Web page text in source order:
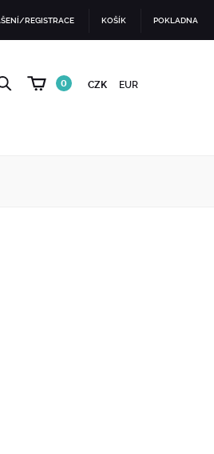
REGISTRACE KOŠÍK POKLADNA
0 CZK EUR